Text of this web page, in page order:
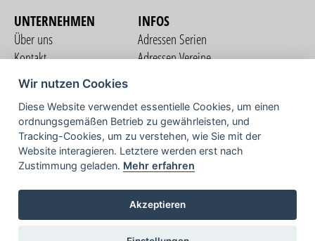
UNTERNEHMEN
Über uns
Kontakt
Nutzungsbedingungen
Datenschutzerklärung
Impressum
INFOS
Adressen Serien
Adressen Vereine
COMMUNITY
TV
Wir nutzen Cookies
Diese Website verwendet essentielle Cookies, um einen
ordnungsgemäßen Betrieb zu gewährleisten, und
Tracking-Cookies, um zu verstehen, wie Sie mit der
Website interagieren. Letztere werden erst nach
Zustimmung geladen. Mehr erfahren
Akzeptieren